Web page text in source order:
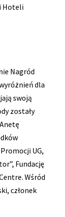
Hoteli
Nagród
dla
swoją
zostały
UG,
Fundację
Wśród
członek